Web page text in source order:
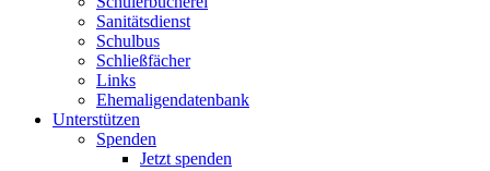
Sanitätsdienst
Schulbus
Schließfächer
Links
Ehemaligendatenbank
Unterstützen
Spenden
Jetzt spenden